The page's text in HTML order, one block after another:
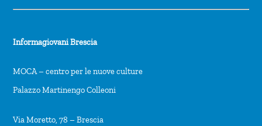
Informagiovani Brescia
MOCA – centro per le nuove culture
Palazzo Martinengo Colleoni
Via Moretto, 78 – Brescia